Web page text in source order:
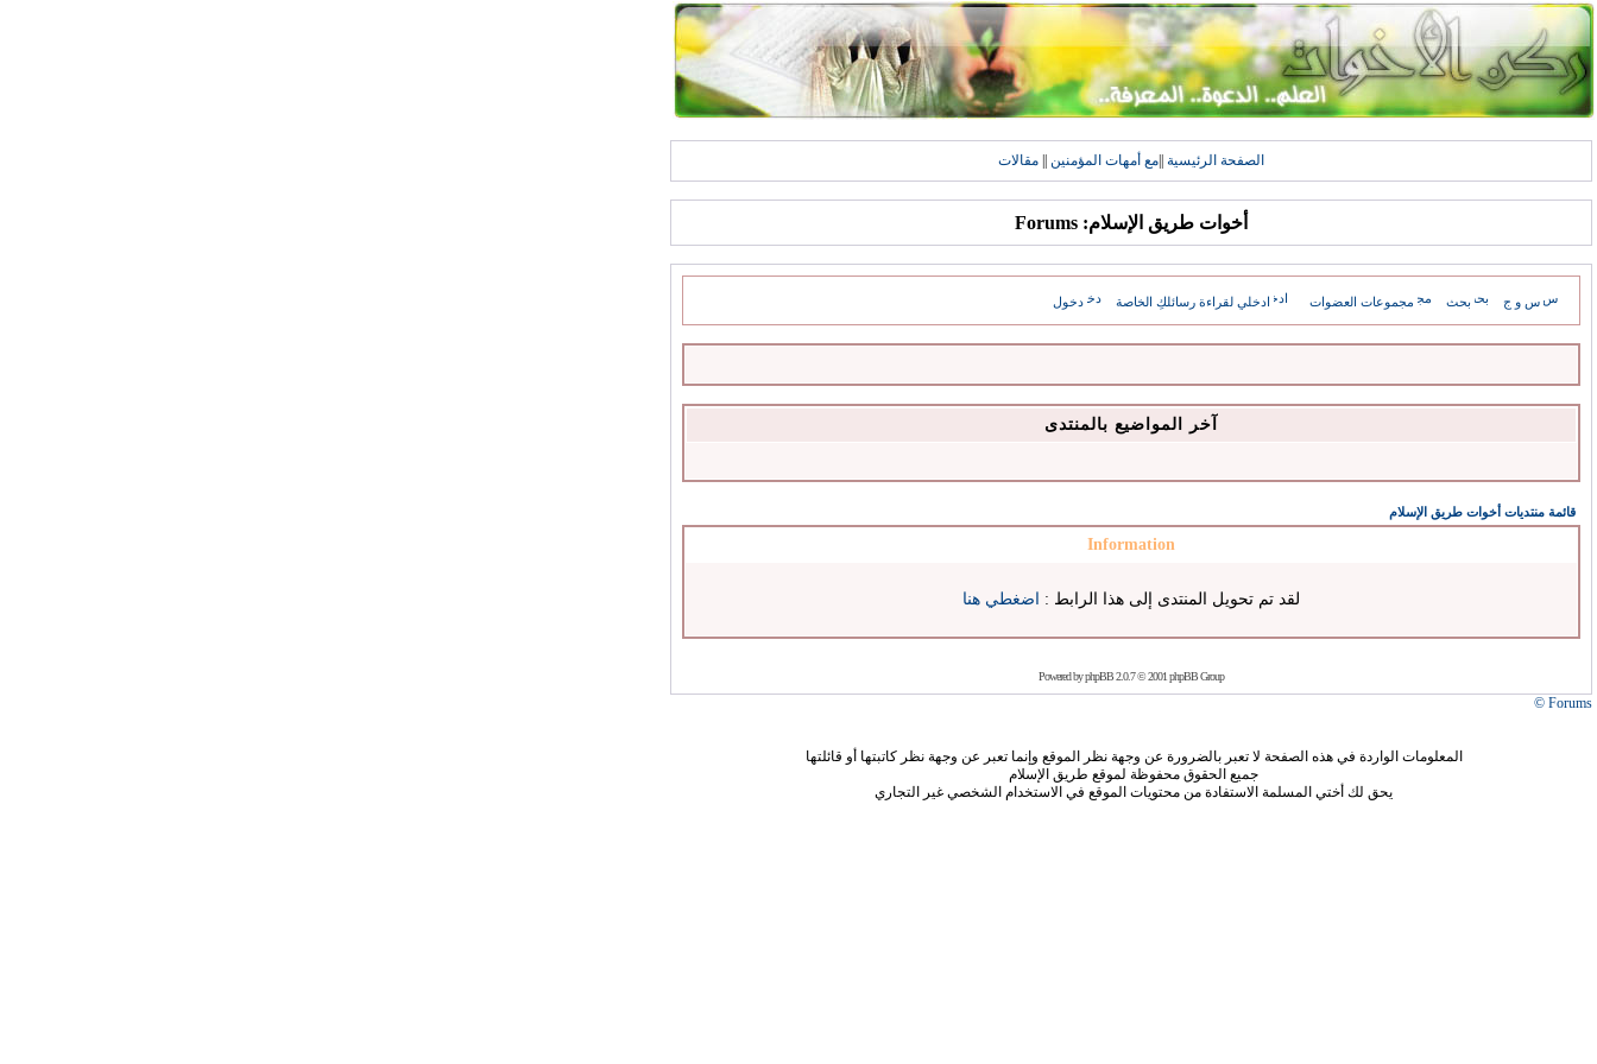
الصفحة الرئيسية مع أمهات المؤمنين مقالات
أخوات طريق الإسلام: Forums
س و ج بحث مجموعات العضوات ادخلي لقراءة رسائلكِ الخاصة دخول
آخر المواضيع بالمنتدى
قائمة منتديات أخوات طريق الإسلام
Information
لقد تم تحويل المنتدى إلى هذا الرابط : اضغطي هنا
Powered byphpBB2.0.7 © 2001 phpBB Group
Forums ©
المعلومات الواردة في هذه الصفحة لا تعبر بالضرورة عن وجهة نظر الموقع وإنما تعبر عن وجهة نظر كاتبتها أو قائلتها
جميع الحقوق محفوظة لموقع طريق الإسلام
يحق لك أختي المسلمة الاستفادة من محتويات الموقع في الاستخدام الشخصي غير التجاري